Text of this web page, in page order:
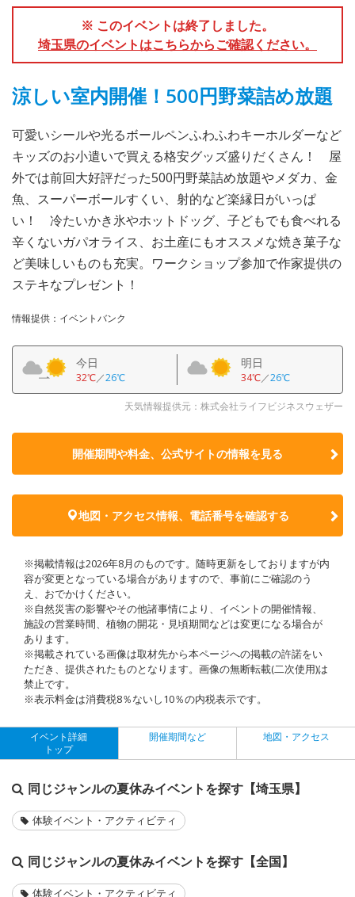
※ このイベントは終了しました。
埼玉県のイベントはこちらからご確認ください。
涼しい室内開催！500円野菜詰め放題
可愛いシールや光るボールペンふわふわキーホルダーなど
キッズのお小遣いで買える格安グッズ盛りだくさん！ 屋
外では前回大好評だった500円野菜詰め放題やメダカ、金
魚、スーパーボールすくい、射的など楽縁日がいっぱ
い！ 冷たいかき氷やホットドッグ、子どもでも食べれる
辛くないガパオライス、お土産にもオススメな焼き菓子な
ど美味しいものも充実。ワークショップ参加で作家提供の
ステキなプレゼント！
情報提供：イベントバンク
今日
32℃／26℃
明日
34℃／26℃
天気情報提供元：株式会社ライフビジネスウェザー
開催期間や料金、公式サイトの情報を見る
地図・アクセス情報、電話番号を確認する
※掲載情報は2026年8月のものです。随時更新をしておりますが内
容が変更となっている場合がありますので、事前にご確認のう
え、おでかけください。
※自然災害の影響やその他諸事情により、イベントの開催情報、
施設の営業時間、植物の開花・見頃期間などは変更になる場合が
あります。
※掲載されている画像は取材先から本ページへの掲載の許諾をい
ただき、提供されたものとなります。画像の無断転載(二次使用)は
禁止です。
※表示料金は消費税8％ないし10％の内税表示です。
イベント詳細
トップ
開催期間など 地図・アクセス
同じジャンルの夏休みイベントを探す【埼玉県】
体験イベント・アクティビティ
同じジャンルの夏休みイベントを探す【全国】
体験イベント・アクティビティ